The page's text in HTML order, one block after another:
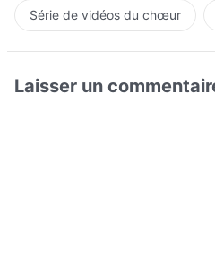
Série de vidéos du chœur
Laisser un